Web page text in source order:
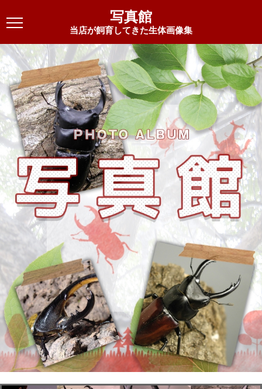
写真館
当店が飼育してきた生体画像集